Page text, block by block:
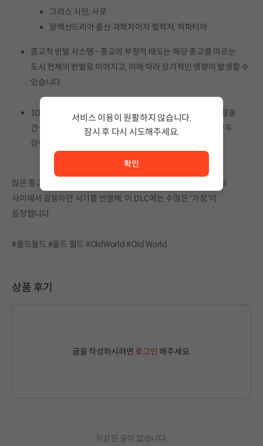
그리스 시인, 사포
알렉산드리아 출신 과학자이자 철학자, 히파티아
종교적 반발 시스템 - 종교의 부정적 태도는 해당 종교를 따르는
도시 전체의 반발로 이어지고, 이에 따라 장기적인 영향이 발생할 수
있습니다.
10개 이상의 신규 '교단' 사업 - 사건을 통해 새로운 교단 시설을
건설하거나 기존 신전을 개량할 수 있습니다. 이 시설들은 모두
강력하고 독특한 효과를 보유하고 있습니다.
많은 종교가 신생하면서 세계의 제국들이 오랜 신앙과 새로운 종교
사이에서 갈등하던 시기를 반영해, 이 DLC에는 수많은 '가정'이
등장합니다.
#올드월드 #올드 월드 #OldWorld #Old World
상품 후기
글을 작성하시려면 로그인 해주세요.
작성된 글이 없습니다.
서비스 이용이 원활하지 않습니다.
잠시 후 다시 시도해주세요.
확인